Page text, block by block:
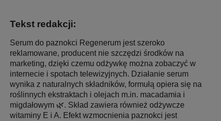
Tekst redakcji:
Serum do paznokci Regenerum jest szeroko
reklamowane, producent nie szczędzi środków na
marketing, dzięki czemu odżywkę można zobaczyć w
internecie i spotach telewizyjnych. Działanie serum
wynika z naturalnych składników, formułą opiera się na
roślinnych ekstraktach i olejach m.in. macadamia i
migdałowym 🌿. Skład zawiera również odżywcze
witaminy E i A. Efekt wzmocnienia paznokci jest